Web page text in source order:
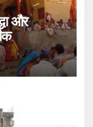
और